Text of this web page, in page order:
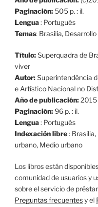
Paginación: 505 p. : il.
Lengua: Portugués
Temas: Brasilia,
Título:Superquadra de
viver
Autor:Superintendência
e Artístico Nacional no
Año de publicación:2015
Paginación:96 p. : il.
Lengua: Portugués
Indexación libre:
urbano, Medio urbano
Los libros están
comunidad de usuarios y
sobre el servicio de
Preguntas frecuentesy el